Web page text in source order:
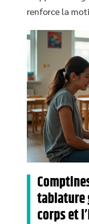
renforce la
tablature
corps et